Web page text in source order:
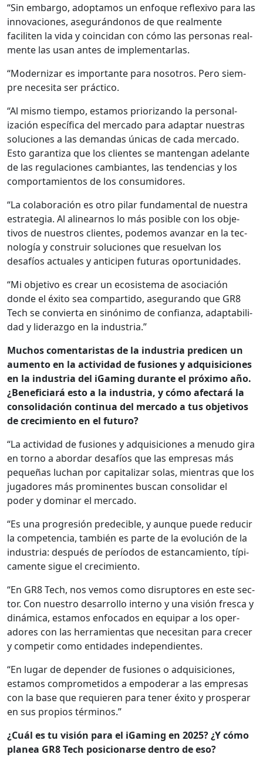
“Sin embar­go, adop­ta­mos un enfoque reflex­i­vo para las
inno­va­ciones, ase­gurán­donos de que real­mente
faciliten la vida y coin­ci­dan con cómo las per­sonas real­
mente las usan antes de imple­men­tar­las.
“Mod­ern­izar es impor­tante para nosotros. Pero siem­
pre nece­si­ta ser prác­ti­co.
“Al mis­mo tiem­po, esta­mos pri­or­izan­do la per­son­al­
ización especí­fi­ca del mer­ca­do para adap­tar nues­tras
solu­ciones a las deman­das úni­cas de cada mer­ca­do.
Esto garan­ti­za que los clientes se man­ten­gan ade­lante
de las reg­u­la­ciones cam­biantes, las ten­den­cias y los
com­por­tamien­tos de los con­sum­i­dores.
“La colab­o­ración es otro pilar fun­da­men­tal de nues­tra
estrate­gia. Al alin­earnos lo más posi­ble con los obje­
tivos de nue­stros clientes, podemos avan­zar en la tec­
nología y con­stru­ir solu­ciones que resuel­van los
desafíos actuales y anticipen futuras opor­tu­nidades.
“Mi obje­ti­vo es crear un eco­sis­tema de aso­ciación
donde el éxi­to sea com­par­tido, ase­gu­ran­do que GR8
Tech se con­vier­ta en sinón­i­mo de con­fi­an­za, adapt­abil­i­
dad y lid­er­az­go en la indus­tria.”
Muchos comen­taris­tas de la indus­tria predi­cen un
aumen­to en la activi­dad de fusiones y adquisi­ciones
en la indus­tria del iGam­ing durante el próx­i­mo año.
¿Ben­e­fi­cia­rá esto a la indus­tria, y cómo afec­tará la
con­sol­i­dación con­tin­ua del mer­ca­do a tus obje­tivos
de crec­imien­to en el futuro?
“La activi­dad de fusiones y adquisi­ciones a menudo gira
en torno a abor­dar desafíos que las empre­sas más
pequeñas luchan por cap­i­talizar solas, mien­tras que los
jugadores más promi­nentes bus­can con­sol­i­dar el
poder y dom­i­nar el mer­ca­do.
“Es una pro­gre­sión pre­deci­ble, y aunque puede reducir
la com­pe­ten­cia, tam­bién es parte de la evolu­ción de la
indus­tria: después de perío­dos de estancamien­to, típi­
ca­mente sigue el crec­imien­to.
“En GR8 Tech, nos vemos como dis­rup­tores en este sec­
tor. Con nue­stro desar­rol­lo inter­no y una visión fres­ca y
dinámi­ca, esta­mos enfo­ca­dos en equipar a los oper­
adores con las her­ramien­tas que nece­si­tan para cre­cer
y com­pe­tir como enti­dades inde­pen­di­entes.
“En lugar de depen­der de fusiones o adquisi­ciones,
esta­mos com­pro­meti­dos a empoder­ar a las empre­sas
con la base que requieren para ten­er éxi­to y pros­per­ar
en sus pro­pios tér­mi­nos.”
¿Cuál es tu visión para el iGam­ing en 2025? ¿Y cómo
planea GR8 Tech posi­cionarse den­tro de eso?